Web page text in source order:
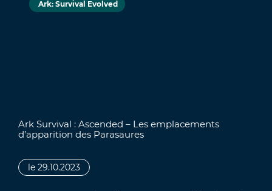
Ark: Survival Evolved
Ark Survival : Ascended – Les emplacements
d’apparition des Parasaures
le 29.10.2023